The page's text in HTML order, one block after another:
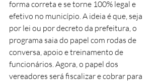
forma correta e se torne 100% legal e
efetivo no município. A ideia é que, seja
por lei ou por decreto da prefeitura, o
programa saia do papel com rodas de
conversa, apoio e treinamento de
funcionários. Agora, o papel dos
vereadores será fiscalizar e cobrar para